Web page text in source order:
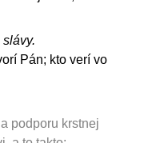
Pán; kto verí vo
podporu krstnej